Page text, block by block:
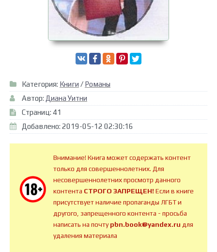
Категория: Книги / Романы
Автор: Диана Уитни
Страниц: 41
Добавлено: 2019-05-12 02:30:16
Внимание! Книга может содержать контент
только для совершеннолетних. Для
несовершеннолетних просмотр данного
контента СТРОГО ЗАПРЕЩЕН!Если в книге
присутствует наличие пропаганды ЛГБТ и
другого, запрещенного контента - просьба
написать на почтуpbn.book@yandex.ru для
удаления материала